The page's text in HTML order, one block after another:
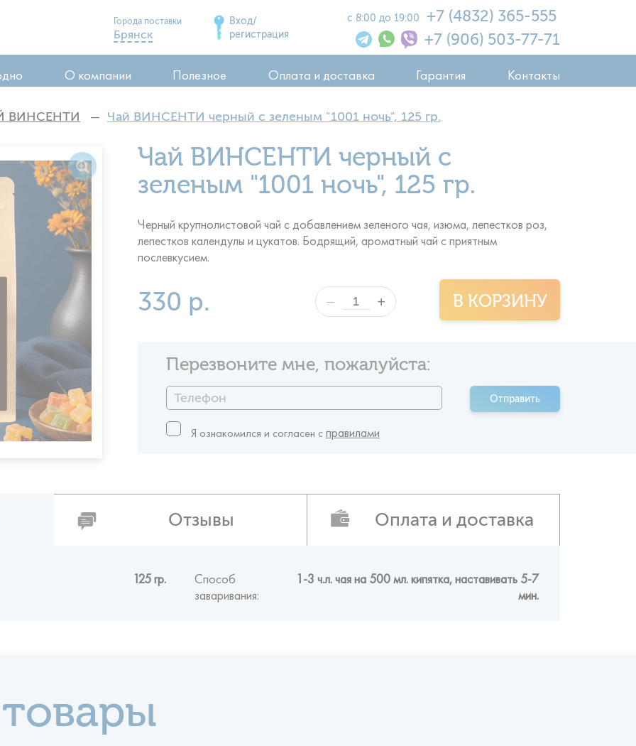
Города поставки
Брянск
Сельцо
Почеп
Вход/
регистрация
с 8:00 до 19:00
+7 (4832) 365-555
+7 (906) 503-77-71
О компании Полезное Оплата и доставка Гарантия Контакты
ВИНСЕНТИ Чай ВИНСЕНТИ черный с зеленым "1001 ночь", 125 гр.
Чай ВИНСЕНТИ черный с
зеленым "1001 ночь", 125 гр.
Черный крупнолистовой чай с добавлением зеленого чая, изюма, лепестков роз,
лепестков календулы и цукатов. Бодрящий, ароматный чай с приятным
330 р. В КОРЗИНУ
— +
Перезвоните мне, пожалуйста:
Отправить
Я ознакомился и согласен c
Отзывы Оплата и доставка
125 гр.
Способ
1-3 ч.л. чая на 500 мл. кипятка, наставивать 5-7
мин.